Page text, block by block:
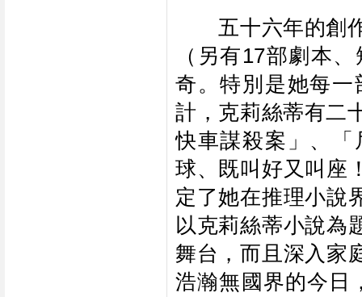
五十六年的創作
（另有17部劇本
奇。特別是她每
計，克莉絲蒂有二
快車謀殺案」、
球、既叫好又叫座
定了她在推理小說
以克莉絲蒂小說為
舞台，而且深入家
浩瀚無國界的今日